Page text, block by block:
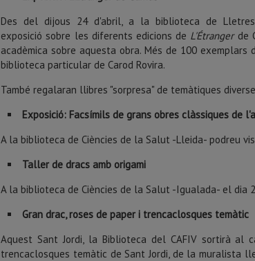
Des del dijous 24 d'abril, a la biblioteca de
exposició sobre les diferents edicions de L'Étrangerde
acadèmica sobre aquesta obra. Més de 100
biblioteca particular de Carod Rovira.
També regalaran llibres "sorpresa" de temàtiques
Exposició: Facsímils de grans obres clàssiques de
A la biblioteca de Ciències de la Salut -Lleida- podreu
Taller de dracs amb origami
A la biblioteca de Ciències de la Salut -Igualada- el dia
Gran drac, roses de paper i trencaclosques temàtic
Aquest Sant Jordi, la Biblioteca del CAFIV sortirà
trencaclosques temàtic de Sant Jordi, de la muralista